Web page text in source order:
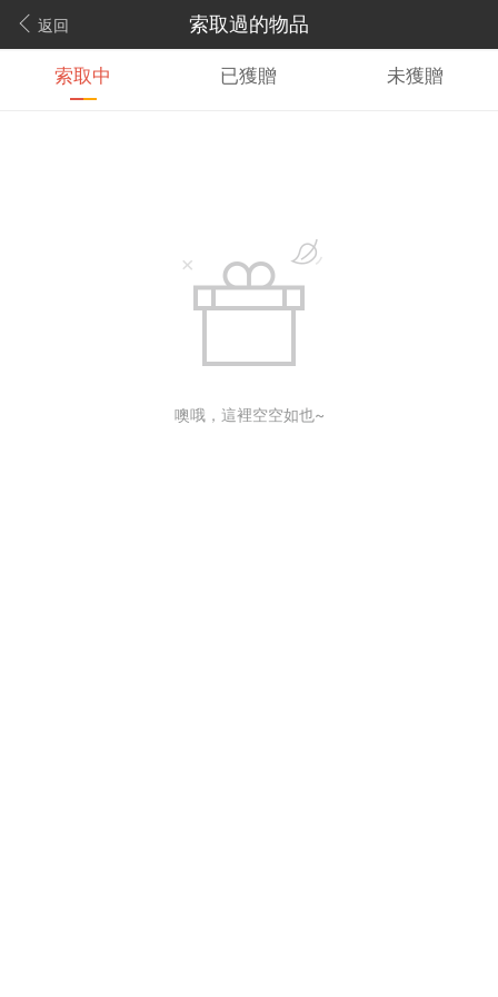
返回 索取過的物品
索取中 已獲贈 未獲贈
噢哦，這裡空空如也~